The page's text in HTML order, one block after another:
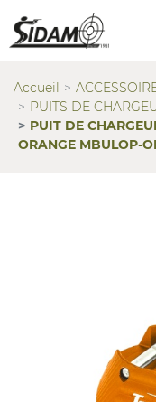
Accueil
PUITS DE
PUIT DE
ORANGE MBULOP-